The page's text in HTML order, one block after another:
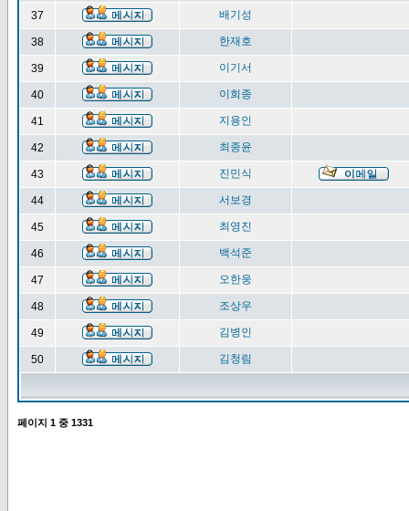
37 배기성
38 한재호
39 이기서
40 이희종
41 지용인
42 최종윤
43 진민식
44 서보경
45 최영진
46 백석준
47 오한웅
48 조상우
49 김병인
50 김청림
페이지 1 중 1331